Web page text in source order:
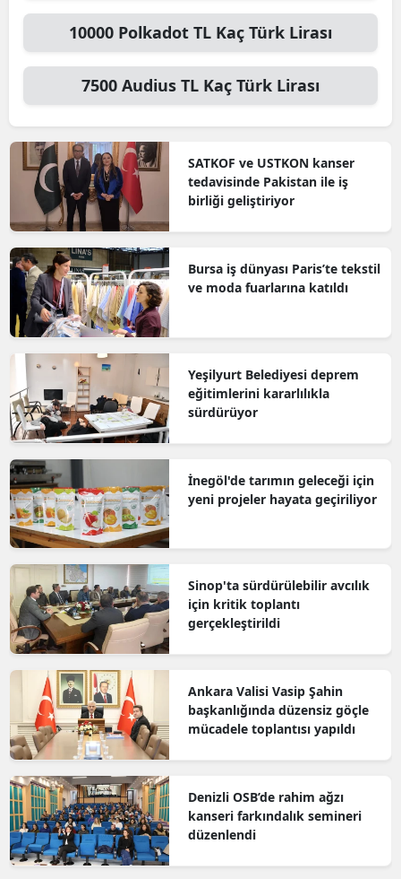
10000 Polkadot TL Kaç Türk Lirası
7500 Audius TL Kaç Türk Lirası
SATKOF ve USTKON kanser
tedavisinde Pakistan ile iş
birliği geliştiriyor
Bursa iş dünyası Paris’te tekstil
ve moda fuarlarına katıldı
Yeşilyurt Belediyesi deprem
eğitimlerini kararlılıkla
sürdürüyor
İnegöl'de tarımın geleceği için
yeni projeler hayata geçiriliyor
Sinop'ta sürdürülebilir avcılık
için kritik toplantı
gerçekleştirildi
Ankara Valisi Vasip Şahin
başkanlığında düzensiz göçle
mücadele toplantısı yapıldı
Denizli OSB’de rahim ağzı
kanseri farkındalık semineri
düzenlendi